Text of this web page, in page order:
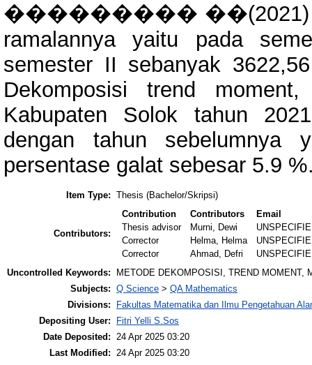
��������� ��(2021) =
ramalannya yaitu pada
semester II sebanyak
Dekomposisi trend
Kabupaten Solok tahun
dengan tahun sebelumnya
persentase galat sebesar 5.9
Item Type: Thesis (Bachelor/Skripsi)
Contributors:
Contribution Contributors
Email
Thesis advisor
Murni, Dewi
Corrector
Helma, Helma
Corrector
Ahmad, Defri
Uncontrolled Keywords:
METODE DEKOMPOSISI, TREND MOMENT,
Subjects: Q Science > QA Mathematics
Divisions:
Fakultas Matematika dan Ilmu Pengetahuan
Depositing User:
Fitri Yelli S.Sos
Date Deposited: 24 Apr 2025 03:20
Last Modified: 24 Apr 2025 03:20